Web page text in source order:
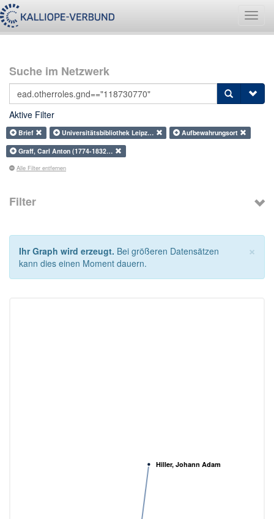
Suche im Netzwerk
Aktive Filter
Brief Universitätsbibliothek Leipz…
Aufbewahrungsort
Graff, Carl Anton (1774-1832…
Alle Filter entfernen
Filter
×
Ihr Graph wird erzeugt. Bei größeren Datensätzen
kann dies einen Moment dauern.
Hiller, Johann Adam